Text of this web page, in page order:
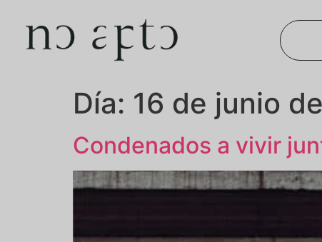
Día: 16 de junio
Condenados a vivir